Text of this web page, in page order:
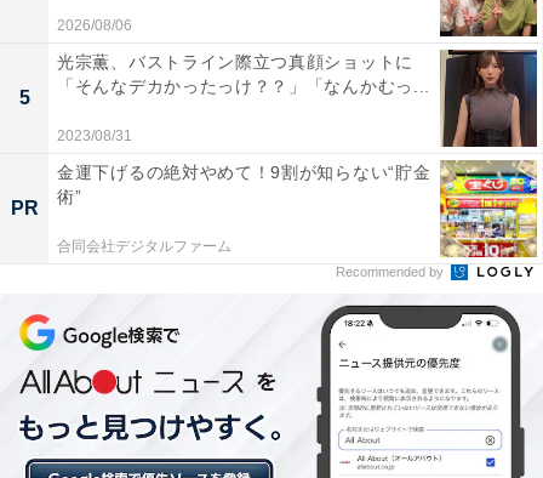
2026/08/06
5
光宗薫、バストライン際立つ真顔ショットに
「そんなデカかったっけ？？」「なんかむっ...
2023/08/31
PR
金運下げるの絶対やめて！9割が知らない“貯金
術”
合同会社デジタルファーム
Recommended by